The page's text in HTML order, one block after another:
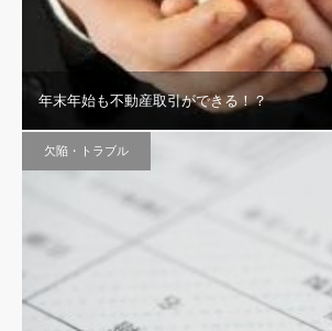
年末年始も不動産取引ができる！？
欠陥・トラブル